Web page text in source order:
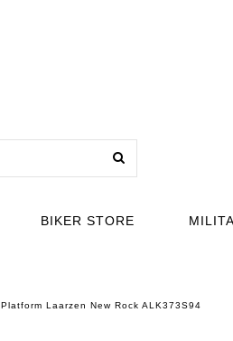
BIKER STORE
Platform Laarzen New Rock ALK373S94